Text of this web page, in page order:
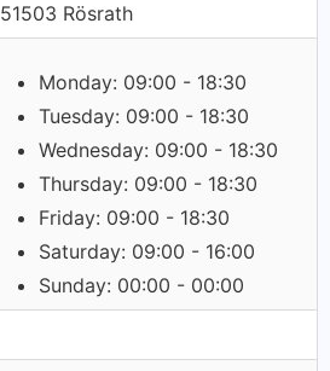
51503 Rösrath
Monday: 09:00 - 18:30
Tuesday: 09:00 - 18:30
Wednesday: 09:00 - 18:30
Thursday: 09:00 - 18:30
Friday: 09:00 - 18:30
Saturday: 09:00 - 16:00
Sunday: 00:00 - 00:00